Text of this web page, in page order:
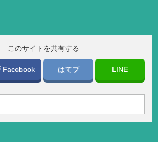
このサイトを共有する
Facebook はてブ LINE